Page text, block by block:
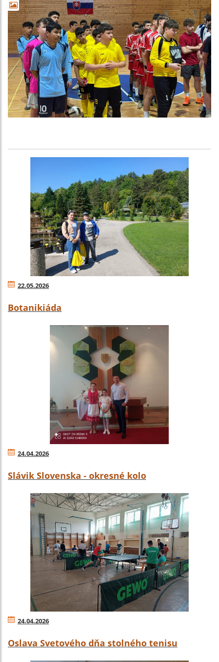
22.05.2026
Botanikiáda
24.04.2026
Slávik Slovenska - okresné kolo
24.04.2026
Oslava Svetového dňa stolného tenisu